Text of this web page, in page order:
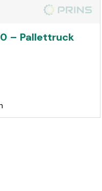
– Pallettruck